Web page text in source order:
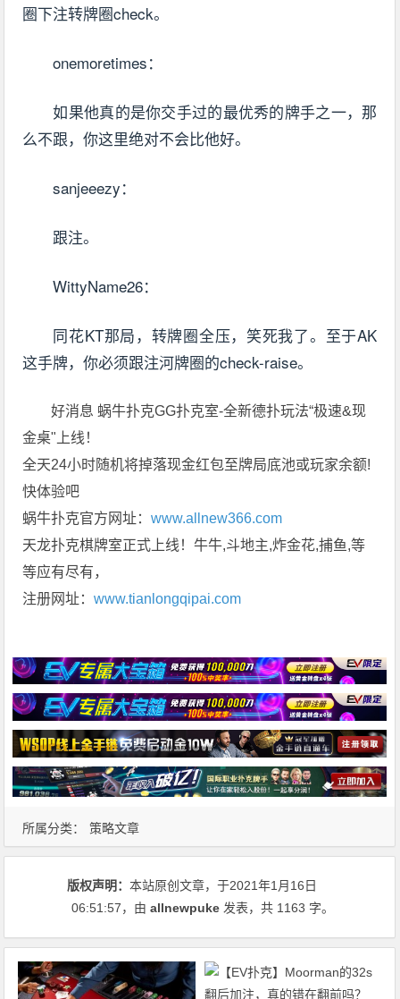
圈下注转牌圈check。
onemoretimes：
如果他真的是你交手过的最优秀的牌手之一，那
么不跟，你这里绝对不会比他好。
sanjeeezy：
跟注。
WittyName26：
同花KT那局，转牌圈全压，笑死我了。至于AK
这手牌，你必须跟注河牌圈的check-raise。
好消息 蜗牛扑克GG扑克室-全新德扑玩法“极速&现
金桌"上线！
全天24小时随机将掉落现金红包至牌局底池或玩家余额!
快体验吧
蜗牛扑克官方网址：www.allnew366.com
天龙扑克棋牌室正式上线！牛牛,斗地主,炸金花,捕鱼,等
等应有尽有，
注册网址：www.tianlongqipai.com
所属分类： 策略文章
版权声明：本站原创文章，于2021年1月16日
06:51:57，由allnewpuke 发表，共 1163 字。